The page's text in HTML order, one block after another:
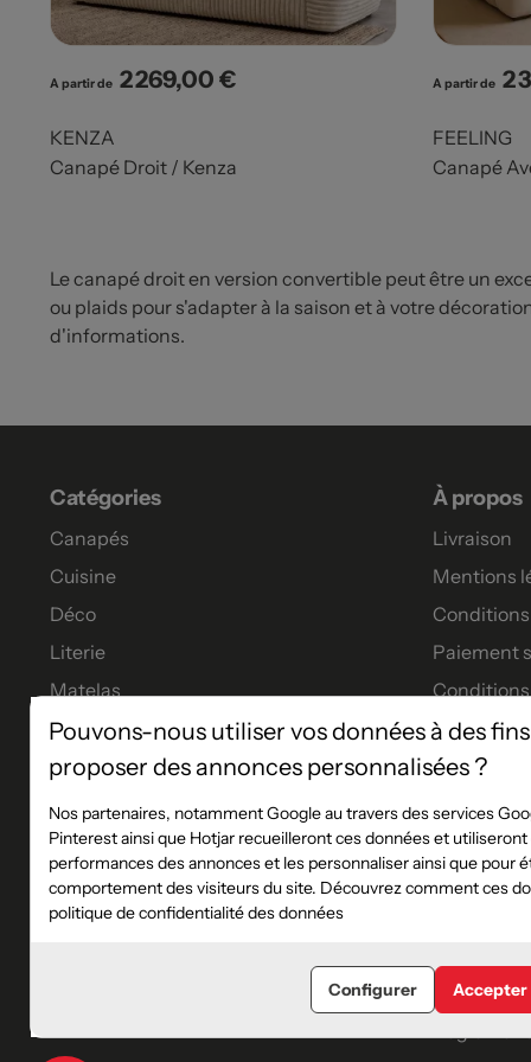
A partir de Prix
2 269,00 €
KENZA
Canapé Droit / Kenza
A partir de 2
FEELING
Canapé
Le canapé droit en version convertible peut être un
ou plaids pour s'adapter à la saison et à votre
d'informations.
Catégories
Canapés
Cuisine
Déco
Literie
Matelas
Meubles
Tables à manger
À propos
Livraison
Mentions
Paiement
Garanties
Tous nos
Les
Catalogue
Pouvons-nous utiliser vos données à des
proposer des annonces personnalisées ?
Nos partenaires, notamment Google au travers des services
Pinterest ainsi que Hotjar recueilleront ces données et
performances des annonces et les personnaliser ainsi que pour
comportement des visiteurs du site. Découvrez comment ces
politique de confidentialité des données
Configurer Accepter